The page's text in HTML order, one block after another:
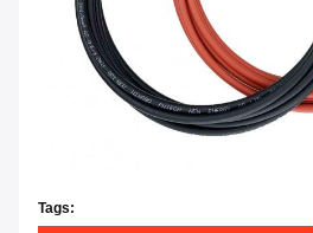
Tags: